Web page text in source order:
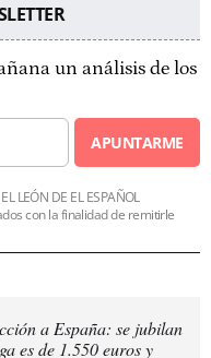
un análisis de los
APUNTARME
LEÓN DE EL ESPAÑOL
con la finalidad de remitirle
a España: se jubilan
es de 1.550 euros y